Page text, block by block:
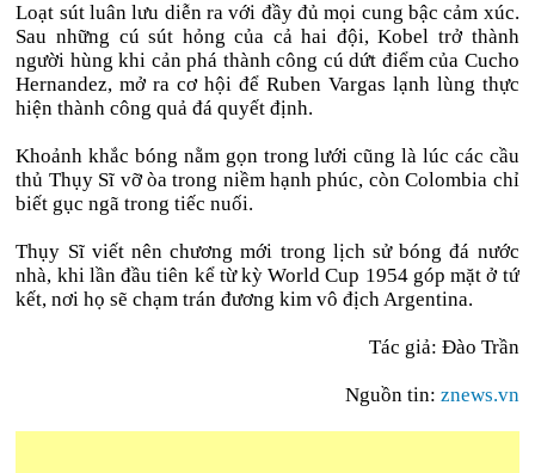
Loạt sút luân lưu diễn ra với đầy đủ mọi cung bậc cảm xúc.
Sau những cú sút hỏng của cả hai đội, Kobel trở thành
người hùng khi cản phá thành công cú dứt điểm của Cucho
Hernandez, mở ra cơ hội để Ruben Vargas lạnh lùng thực
hiện thành công quả đá quyết định.
Khoảnh khắc bóng nằm gọn trong lưới cũng là lúc các cầu
thủ Thụy Sĩ vỡ òa trong niềm hạnh phúc, còn Colombia chỉ
biết gục ngã trong tiếc nuối.
Thụy Sĩ viết nên chương mới trong lịch sử bóng đá nước
nhà, khi lần đầu tiên kể từ kỳ World Cup 1954 góp mặt ở tứ
kết, nơi họ sẽ chạm trán đương kim vô địch Argentina.
Tác giả: Đào Trần
Nguồn tin: znews.vn